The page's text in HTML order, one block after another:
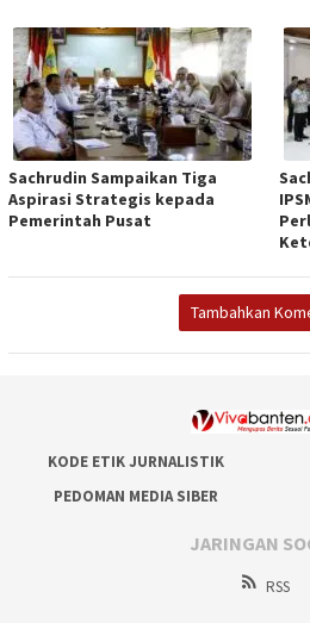
Sachrudin Sampaikan Tiga
Aspirasi Strategis kepada
Pemerintah Pusat
Tambahkan
KODE ETIK JURNALISTIK
PEDOMAN MEDIA SIBER
JARINGAN
RSS